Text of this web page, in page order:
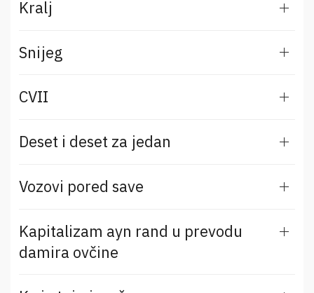
Kralj
Snijeg
CVII
Deset i deset za jedan
Vozovi pored save
Kapitalizam ayn rand u prevodu
damira ovčine